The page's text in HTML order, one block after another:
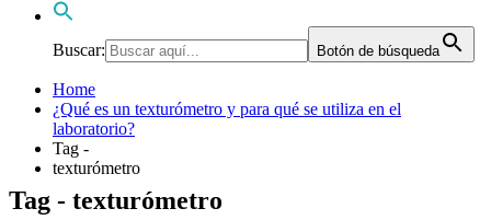
Buscar: Botón de búsqueda
Home
¿Qué es un texturómetro y para qué se utiliza en el
laboratorio?
Tag -
texturómetro
Tag - texturómetro